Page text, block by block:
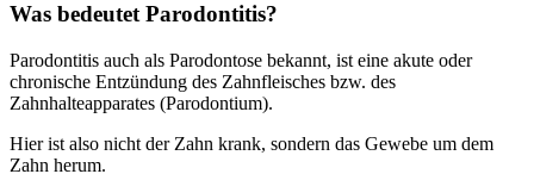
Was bedeutet Parodontitis?
Parodontitis auch als Parodontose bekannt, ist eine akute oder
chronische Entzündung des Zahnfleisches bzw. des
Zahnhalteapparates (Parodontium).
Hier ist also nicht der Zahn krank, sondern das Gewebe um dem
Zahn herum.